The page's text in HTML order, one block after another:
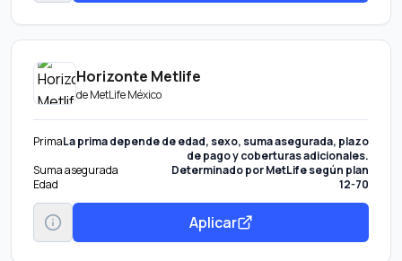
Horizonte Metlife
deMetLife México
PrimaLa prima depende de edad, sexo, suma asegurada, plazo
de pago y coberturas adicionales.
Suma asegurada
Determinado por MetLife según plan
Edad
12-70
Aplicar